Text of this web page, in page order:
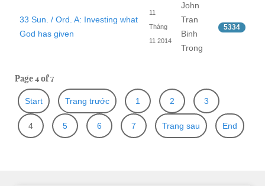
33 Sun. / Ord. A: Investing what
God has given
11
Tháng
11 2014
John
Tran
Binh
Trong
5334
Page 4 of 7
Start Trang trước 1 2 3
4 5 6 7 Trang sau End